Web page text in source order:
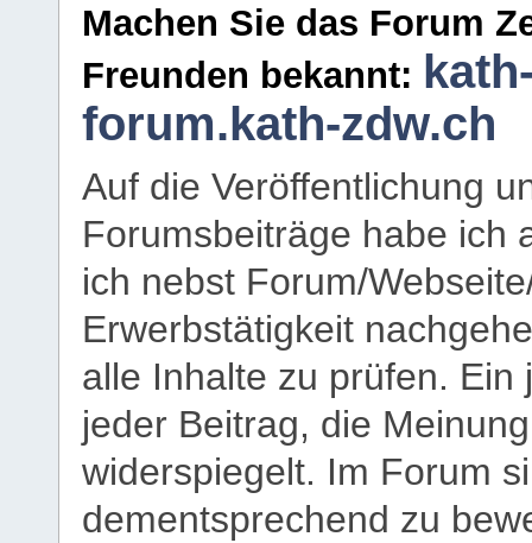
Machen Sie das Forum
Freunden bekannt:
forum.kath-zdw.ch
Auf die Veröffentlichung
Forumsbeiträge habe ich
ich nebst Forum/
Erwerbstätigkeit
alle Inhalte zu prüfen.
jeder Beitrag, die
widerspiegelt. Im Forum
dementsprechend zu